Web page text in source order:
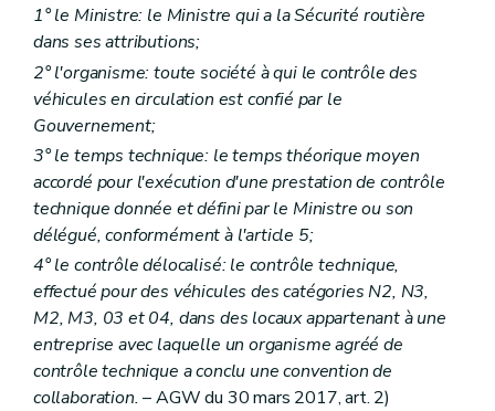
1° le Ministre: le Ministre qui a la Sécurité routière
dans ses attributions;
2° l'organisme: toute société à qui le contrôle des
véhicules en circulation est confié par le
Gouvernement;
3° le temps technique: le temps théorique moyen
accordé pour l'exécution d'une prestation de contrôle
technique donnée et défini par le Ministre ou son
délégué, conformément à l'article 5;
4° le contrôle délocalisé: le contrôle technique,
effectué pour des véhicules des catégories N2, N3,
M2, M3, 03 et 04, dans des locaux appartenant à une
entreprise avec laquelle un organisme agréé de
contrôle technique a conclu une convention de
collaboration.– AGW du 30 mars 2017, art. 2)